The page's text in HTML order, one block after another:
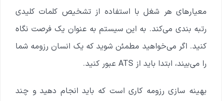
معیارهای هر شغل با استفاده از تشخیص کلمات کلیدی
رتبه بندی می‌کند. به این سیستم به عنوان یک فرصت نگاه
کنید. اگر می‌خواهید مطمئن شوید که یک انسان رزومه شما
را می‌بیند، ابتدا باید از ATS عبور کنید.
بهینه سازی رزومه کاری است که باید انجام دهید و چند